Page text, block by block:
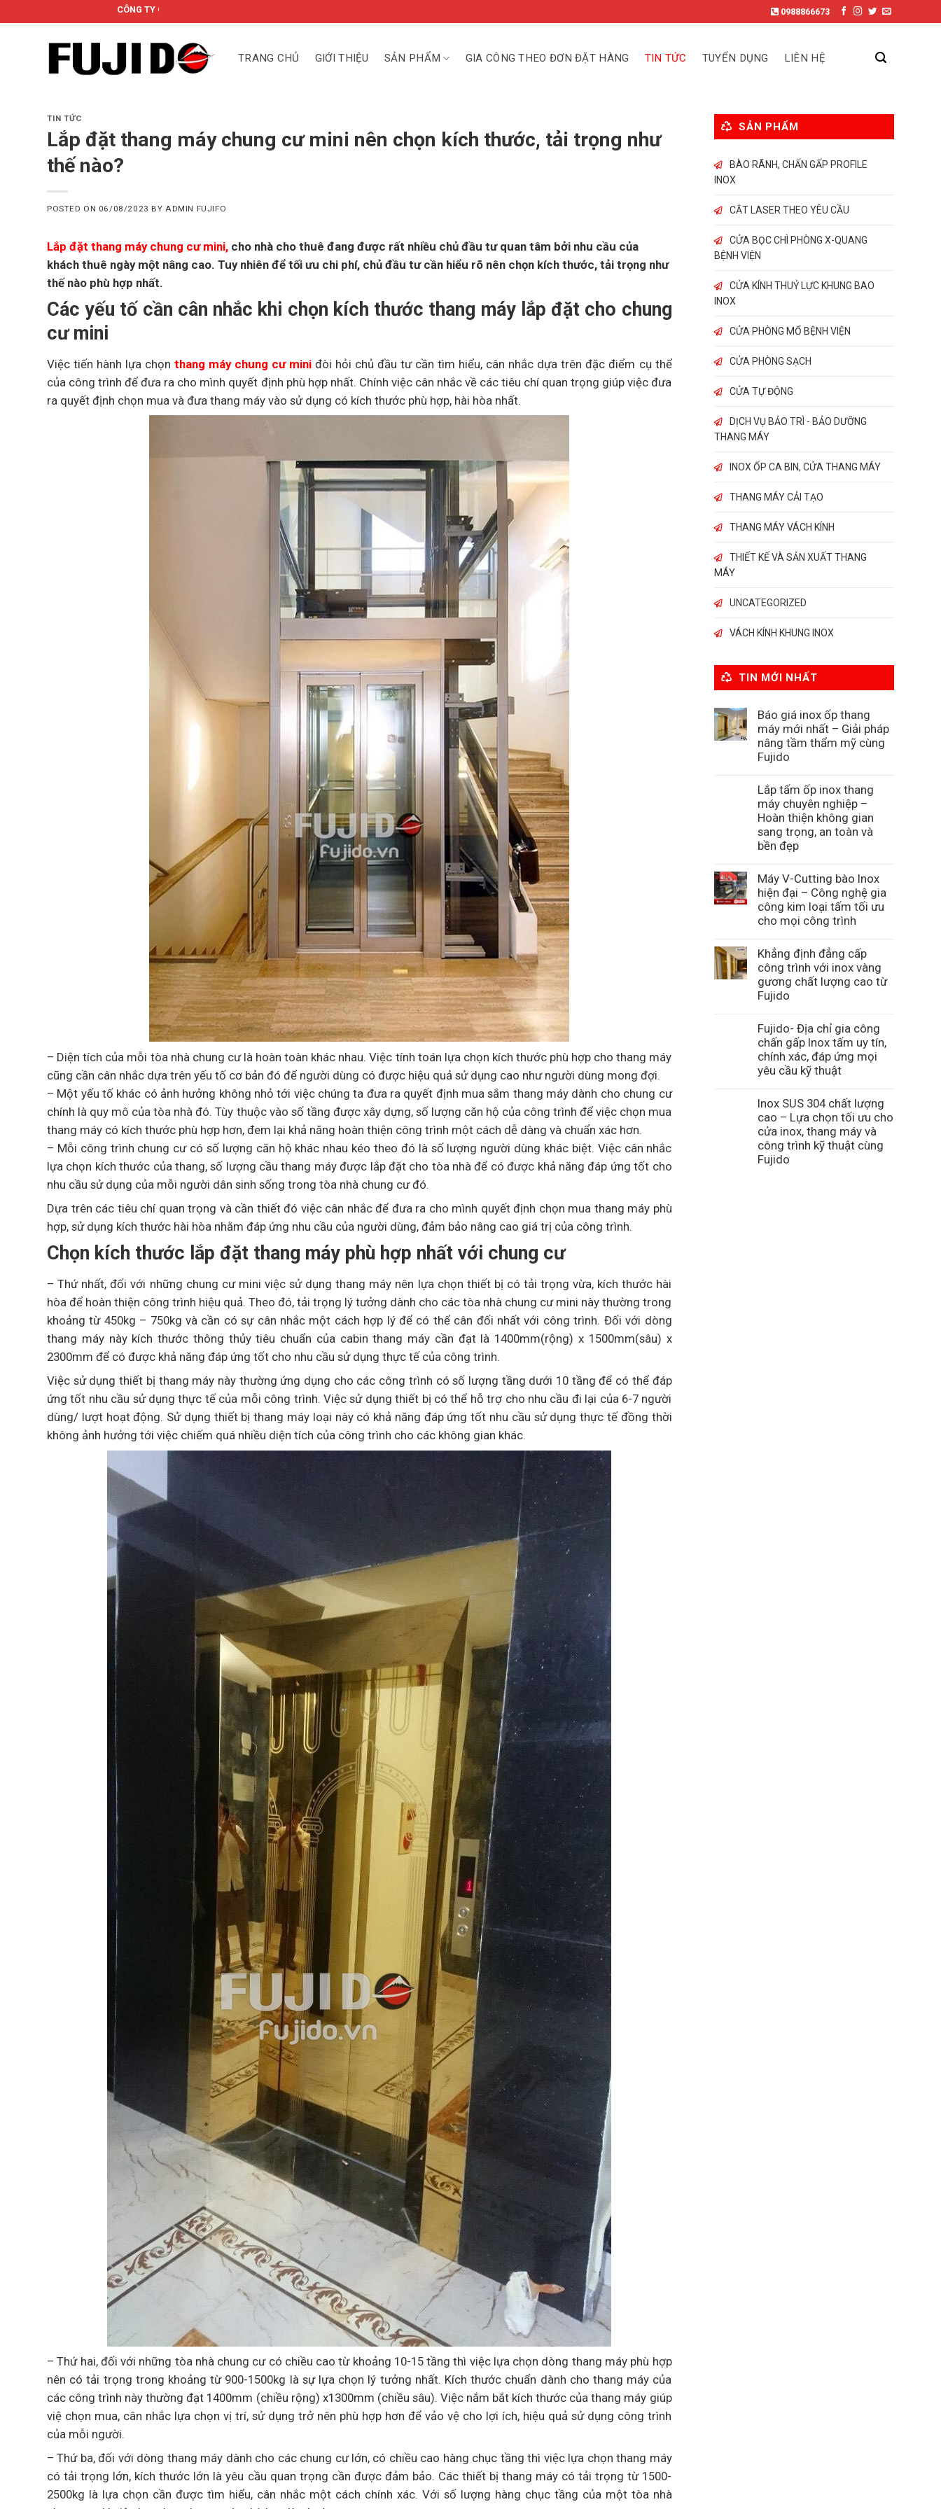
to
CÔNG TY CỔ PHẦN FUJIDO 0988866673
TRANG CHỦ GIỚI THIỆU SẢN PHẨM GIA CÔNG THEO ĐƠN ĐẶT HÀNG TIN TỨC TUYỂN DỤNG LIÊN HỆ
TIN TỨC
Lắp đặt thang máy chung cư mini nên chọn kích thước, tải trọng như
thế nào?
POSTED ON 06/08/2023 BYADMIN FUJIFO
Lắp đặt thang máy chung cư mini, cho nhà cho thuê đang được rất nhiều chủ đầu tư quan tâm bởi nhu cầu của
khách thuê ngày một nâng cao. Tuy nhiên để tối ưu chi phí, chủ đầu tư cần hiểu rõ nên chọn kích thước, tải trọng như
thế nào phù hợp nhất.
Các yếu tố cần cân nhắc khi chọn kích thước thang máy lắp đặt cho chung
cư mini
Việc tiến hành lựa chọnthang máy chung cư mini đòi hỏi chủ đầu tư cần tìm hiểu, cân nhắc dựa trên đặc điểm cụ thể
của công trình để đưa ra cho mình quyết định phù hợp nhất. Chính việc cân nhắc về các tiêu chí quan trọng giúp việc đưa
ra quyết định chọn mua và đưa thang máy vào sử dụng có kích thước phù hợp, hài hòa nhất.
– Diện tích của mỗi tòa nhà chung cư là hoàn toàn khác nhau. Việc tính toán lựa chọn kích thước phù hợp cho thang máy
cũng cần cân nhắc dựa trên yếu tố cơ bản đó để người dùng có được hiệu quả sử dụng cao như người dùng mong đợi.
– Một yếu tố khác có ảnh hưởng không nhỏ tới việc chúng ta đưa ra quyết định mua sắm thang máy dành cho chung cư
chính là quy mô của tòa nhà đó. Tùy thuộc vào số tầng được xây dựng, số lượng căn hộ của công trình để việc chọn mua
thang máy có kích thước phù hợp hơn, đem lại khả năng hoàn thiện công trình một cách dễ dàng và chuẩn xác hơn.
– Mỗi công trình chung cư có số lượng căn hộ khác nhau kéo theo đó là số lượng người dùng khác biệt. Việc cân nhắc
lựa chọn kích thước của thang, số lượng cầu thang máy được lắp đặt cho tòa nhà để có được khả năng đáp ứng tốt cho
nhu cầu sử dụng của mỗi người dân sinh sống trong tòa nhà chung cư đó.
Dựa trên các tiêu chí quan trọng và cần thiết đó việc cân nhắc để đưa ra cho mình quyết định chọn mua thang máy phù
hợp, sử dụng kích thước hài hòa nhằm đáp ứng nhu cầu của người dùng, đảm bảo nâng cao giá trị của công trình.
Chọn kích thước lắp đặt thang máy phù hợp nhất với chung cư
– Thứ nhất, đối với những chung cư mini việc sử dụng thang máy nên lựa chọn thiết bị có tải trọng vừa, kích thước hài
hòa để hoàn thiện công trình hiệu quả. Theo đó, tải trọng lý tưởng dành cho các tòa nhà chung cư mini này thường trong
khoảng từ 450kg – 750kg và cần có sự cân nhắc một cách hợp lý để có thể cân đối nhất với công trình. Đối với dòng
thang máy này kích thước thông thủy tiêu chuẩn của cabin thang máy cần đạt là 1400mm(rộng) x 1500mm(sâu) x
2300mm để có được khả năng đáp ứng tốt cho nhu cầu sử dụng thực tế của công trình.
Việc sử dụng thiết bị thang máy này thường ứng dụng cho các công trình có số lượng tầng dưới 10 tầng để có thể đáp
ứng tốt nhu cầu sử dụng thực tế của mỗi công trình. Việc sử dụng thiết bị có thể hỗ trợ cho nhu cầu đi lại của 6-7 người
dùng/ lượt hoạt động. Sử dụng thiết bị thang máy loại này có khả năng đáp ứng tốt nhu cầu sử dụng thực tế đồng thời
không ảnh hưởng tới việc chiếm quá nhiều diện tích của công trình cho các không gian khác.
– Thứ hai, đối với những tòa nhà chung cư có chiều cao từ khoảng 10-15 tầng thì việc lựa chọn dòng thang máy phù hợp
nên có tải trọng trong khoảng từ 900-1500kg là sự lựa chọn lý tưởng nhất. Kích thước chuẩn dành cho thang máy của
các công trình này thường đạt 1400mm (chiều rộng) x1300mm (chiều sâu). Việc nắm bắt kích thước của thang máy giúp
việ chọn mua, cân nhắc lựa chọn vị trí, sử dụng trở nên phù hợp hơn để vảo vệ cho lợi ích, hiệu quả sử dụng công trình
của mỗi người.
– Thứ ba, đối với dòng thang máy dành cho các chung cư lớn, có chiều cao hàng chục tầng thì việc lựa chọn thang máy
có tải trọng lớn, kích thước lớn là yêu cầu quan trọng cần được đảm bảo. Các thiết bị thang máy có tải trọng từ 1500-
2500kg là lựa chọn cần được tìm hiểu, cân nhắc một cách chính xác. Với số lượng hàng chục tầng của một tòa nhà
SẢN PHẨM
BÀO RÃNH, CHẤN GẤP PROFILE
INOX
CẮT LASER THEO YÊU CẦU
CỬA BỌC CHÌ PHÒNG X-QUANG
BỆNH VIỆN
CỬA KÍNH THUỶ LỰC KHUNG BAO
INOX
CỬA PHÒNG MỔ BỆNH VIỆN
CỬA PHÒNG SẠCH
CỬA TỰ ĐỘNG
DỊCH VỤ BẢO TRÌ - BẢO DƯỠNG
THANG MÁY
INOX ỐP CA BIN, CỬA THANG MÁY
THANG MÁY CẢI TẠO
THANG MÁY VÁCH KÍNH
THIẾT KẾ VÀ SẢN XUẤT THANG
MÁY
UNCATEGORIZED
VÁCH KÍNH KHUNG INOX
TIN MỚI NHẤT
Báo giá inox ốp thang
máy mới nhất – Giải pháp
nâng tầm thẩm mỹ cùng
Fujido
Lắp tấm ốp inox thang
máy chuyên nghiệp –
Hoàn thiện không gian
sang trọng, an toàn và
bền đẹp
Máy V-Cutting bào Inox
hiện đại – Công nghệ gia
công kim loại tấm tối ưu
cho mọi công trình
Khẳng định đẳng cấp
công trình với inox vàng
gương chất lượng cao từ
Fujido
Fujido- Địa chỉ gia công
chấn gấp Inox tấm uy tín,
chính xác, đáp ứng mọi
yêu cầu kỹ thuật
Inox SUS 304 chất lượng
cao – Lựa chọn tối ưu cho
cửa inox, thang máy và
công trình kỹ thuật cùng
Fujido